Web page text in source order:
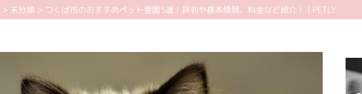
> 未分類 > つくば市のおすすめペット霊園5選！評判や基本情報、料金など紹介！ | PETLY